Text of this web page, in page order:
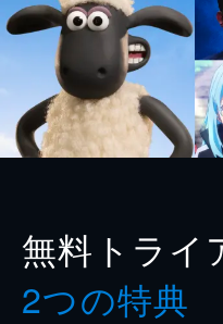
無料トライ
2つの特典